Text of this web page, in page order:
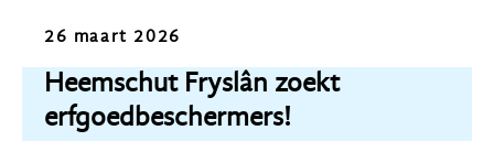
Oproep
26 maart 2026
Heemschut Fryslân zoekt
erfgoedbeschermers!